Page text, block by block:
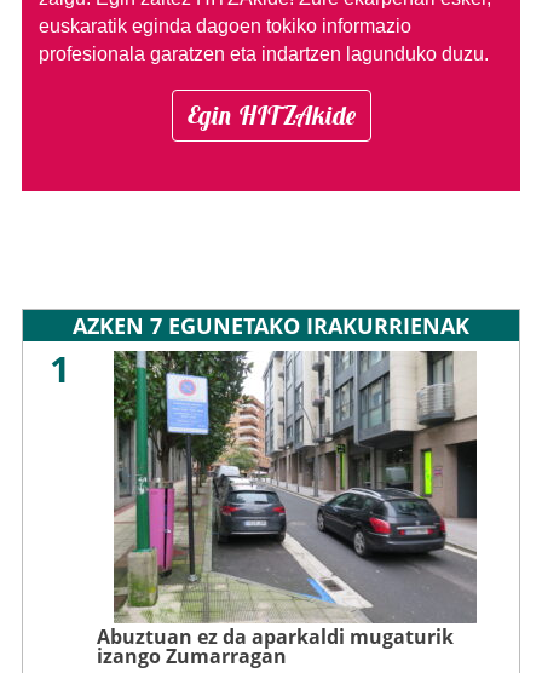
euskaratik eginda dagoen tokiko informazio
profesionala garatzen eta indartzen lagunduko duzu.
Egin HITZAkide
AZKEN 7 EGUNETAKO IRAKURRIENAK
1
Abuztuan ez da aparkaldi mugaturik
izango Zumarragan